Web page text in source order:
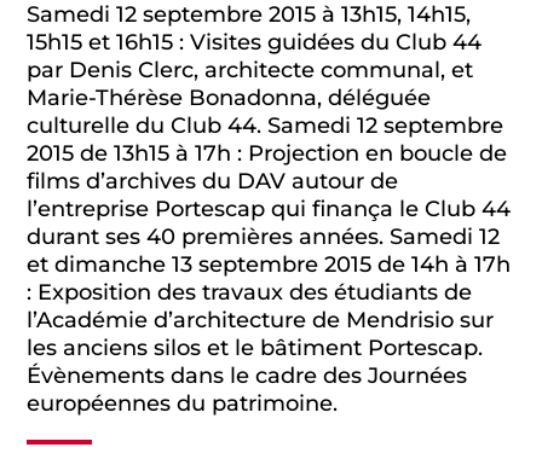
Samedi 12 septembre 2015 à 13h15, 14h15,
15h15 et 16h15 : Visites guidées du Club 44
par Denis Clerc, architecte communal, et
Marie-Thérèse Bonadonna, déléguée
culturelle du Club 44. Samedi 12 septembre
2015 de 13h15 à 17h : Projection en boucle de
films d’archives du DAV autour de
l’entreprise Portescap qui finança le Club 44
durant ses 40 premières années. Samedi 12
et dimanche 13 septembre 2015 de 14h à 17h
: Exposition des travaux des étudiants de
l’Académie d’architecture de Mendrisio sur
les anciens silos et le bâtiment Portescap.
Évènements dans le cadre des Journées
européennes du patrimoine.